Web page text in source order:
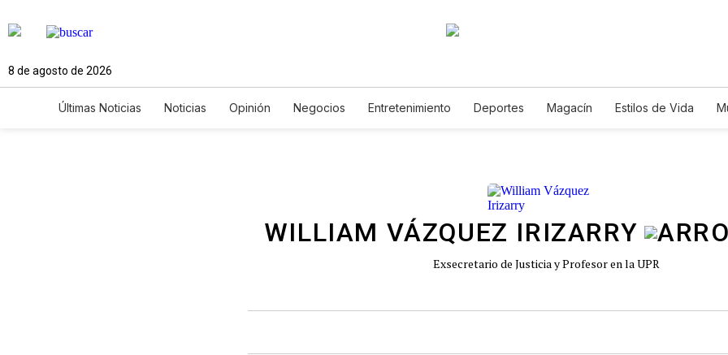
8 de agosto de 2026
Últimas Noticias Noticias Opinión Negocios Entretenimiento Deportes Magacín Estilos de Vida
WILLIAM VÁZQUEZ IRIZARRY
Exsecretario de Justicia y Profesor en la UPR